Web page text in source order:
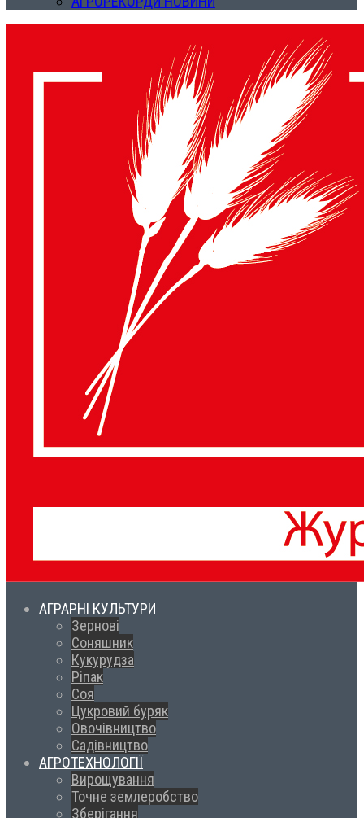
АГРАРНІ КУЛЬТУРИ
Зернові
Соняшник
Кукурудза
Ріпак
Соя
Цукровий буряк
Овочівництво
Садівництво
АГРОТЕХНОЛОГІЇ
Вирощування
Точне землеробство
Зберігання